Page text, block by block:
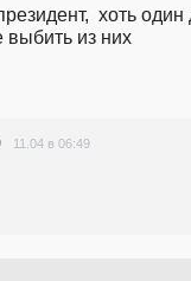
хоть один
выбить из них
11.04 в 06:49